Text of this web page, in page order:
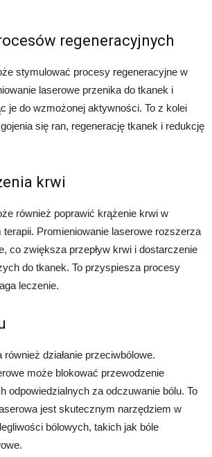
regeneracyjnych
stymulować procesy regeneracyjne w
laserowe przenika do tkanek i
je do wzmożonej aktywności. To z kolei
się ran, regenerację tkanek i redukcję
krwi
również poprawić krążenie krwi w
Promieniowanie laserowe rozszerza
co zwiększa przepływ krwi i dostarczenie
do tkanek. To przyspiesza procesy
leczenie.
również działanie przeciwbólowe.
może blokować przewodzenie
odpowiedzialnych za odczuwanie bólu. To
jest skutecznym narzędziem w
bólowych, takich jak bóle